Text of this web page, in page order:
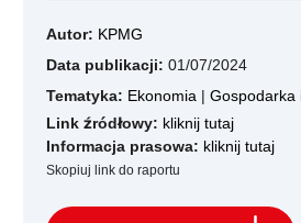
Autor: KPMG
Data publikacji: 01/07/2024
Tematyka: Ekonomia | Gospodarka
Link źródłowy: kliknij tutaj
Informacja prasowa: kliknij tutaj
Skopiuj link do raportu